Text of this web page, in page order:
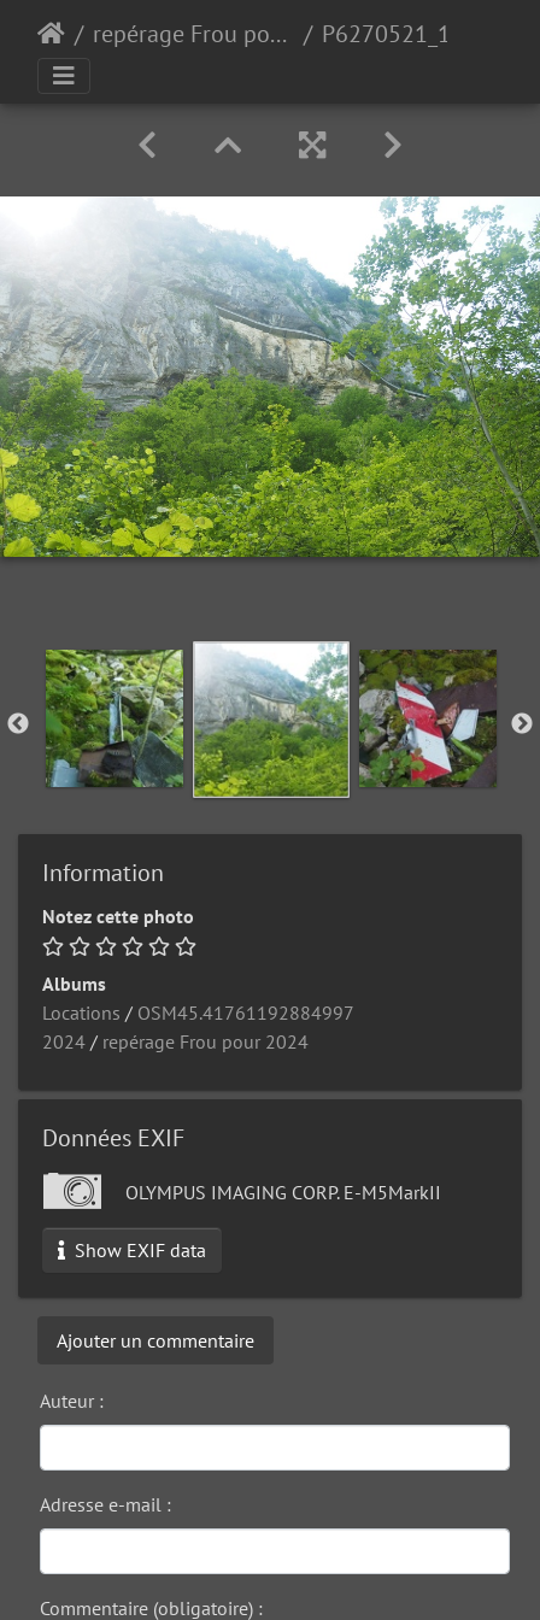
repérage Frou pour 2024 P6270521_1.JPG
Information
Notez cette photo
Albums
Locations / OSM45.41761192884997
2024 / repérage Frou pour 2024
Données EXIF
OLYMPUS IMAGING CORP. E-M5MarkII
Show EXIF data
Ajouter un commentaire
Auteur :
Adresse e-mail :
Commentaire (obligatoire) :